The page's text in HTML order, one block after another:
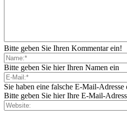
Bitte geben Sie Ihren Kommentar ein!
Bitte geben Sie hier Ihren Namen ein
Sie haben eine falsche E-Mail-Adresse
Bitte geben Sie hier Ihre E-Mail-